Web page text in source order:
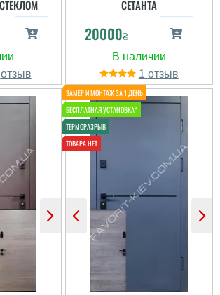
Не
можуть
без
Руслан
Двері дуже сподобались
своїм зовнішнім
виглядом та покриттям,
тяжкі та надійні.
Встановили через пару
читати всі відгуки
СЕТАНТА
20000₴
1